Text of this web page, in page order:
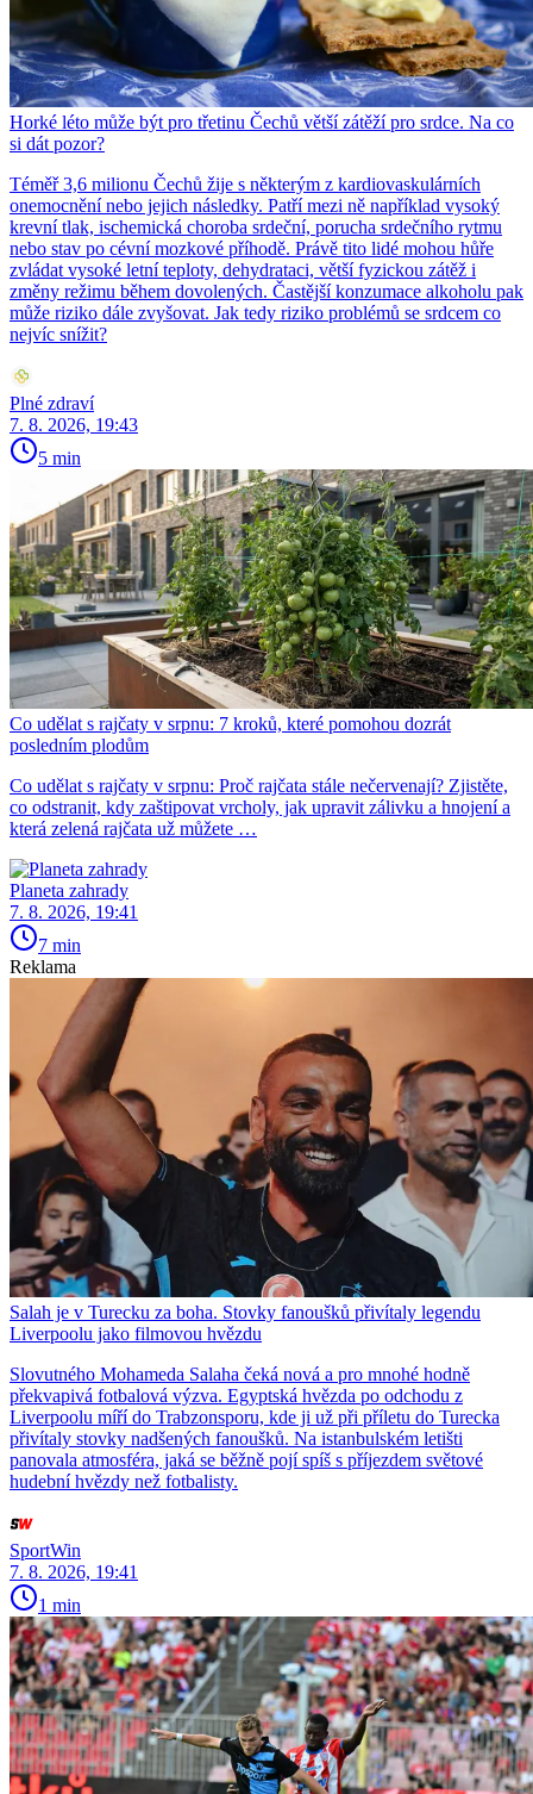
Horké léto může být pro třetinu Čechů větší zátěží pro srdce. Na co
si dát pozor?
Téměř 3,6 milionu Čechů žije s některým z kardiovaskulárních
onemocnění nebo jejich následky. Patří mezi ně například vysoký
krevní tlak, ischemická choroba srdeční, porucha srdečního rytmu
nebo stav po cévní mozkové příhodě. Právě tito lidé mohou hůře
zvládat vysoké letní teploty, dehydrataci, větší fyzickou zátěž i
změny režimu během dovolených. Častější konzumace alkoholu pak
může riziko dále zvyšovat. Jak tedy riziko problémů se srdcem co
nejvíc snížit?
Plné zdraví
7. 8. 2026, 19:43
5 min
Co udělat s rajčaty v srpnu: 7 kroků, které pomohou dozrát
posledním plodům
Co udělat s rajčaty v srpnu: Proč rajčata stále nečervenají? Zjistěte,
co odstranit, kdy zaštipovat vrcholy, jak upravit zálivku a hnojení a
která zelená rajčata už můžete …
Planeta zahrady
7. 8. 2026, 19:41
7 min
Reklama
Salah je v Turecku za boha. Stovky fanoušků přivítaly legendu
Liverpoolu jako filmovou hvězdu
Slovutného Mohameda Salaha čeká nová a pro mnohé hodně
překvapivá fotbalová výzva. Egyptská hvězda po odchodu z
Liverpoolu míří do Trabzonsporu, kde ji už při příletu do Turecka
přivítaly stovky nadšených fanoušků. Na istanbulském letišti
panovala atmosféra, jaká se běžně pojí spíš s příjezdem světové
hudební hvězdy než fotbalisty.
SportWin
7. 8. 2026, 19:41
1 min